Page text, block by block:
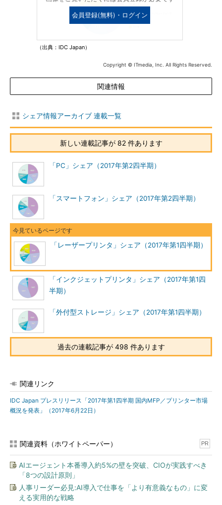
会員登録(無料)・ログイン
（出典：IDC Japan）
Copyright © ITmedia, Inc. All Rights Reserved.
関連情報
シェア情報アーカイブ 連載一覧
新しい連載記事が 82 件あります
「PC」シェア（2017年第2四半期）
「スマートフォン」シェア（2017年第2四半期）
「レーザープリンタ」シェア（2017年第1四半期）
「インクジェットプリンタ」シェア（2017年第1四
半期）
「外付型ストレージ」シェア（2017年第1四半期）
過去の連載記事が 498 件あります
関連リンク
IDC Japan プレスリリース「2017年第1四半期 国内MFP／プリンター市場
概況を発表」（2017年6月22日）
関連資料（ホワイトペーパー） PR
AIエージェント本番導入約5%の壁を突破、CIOが実践すべき
「8つの設計原則」
人事リーダー必見:AI導入で仕事を「より有意義なもの」に変
える実用的な戦略